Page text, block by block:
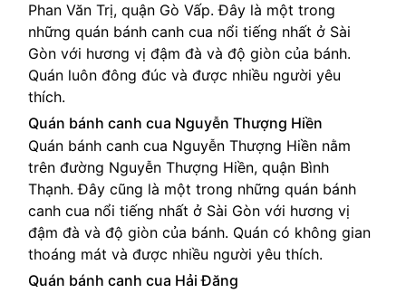
Phan Văn Trị, quận Gò Vấp. Đây là một trong
những quán bánh canh cua nổi tiếng nhất ở Sài
Gòn với hương vị đậm đà và độ giòn của bánh.
Quán luôn đông đúc và được nhiều người yêu
thích.
Quán bánh canh cua Nguyễn Thượng Hiền
Quán bánh canh cua Nguyễn Thượng Hiền nằm
trên đường Nguyễn Thượng Hiền, quận Bình
Thạnh. Đây cũng là một trong những quán bánh
canh cua nổi tiếng nhất ở Sài Gòn với hương vị
đậm đà và độ giòn của bánh. Quán có không gian
thoáng mát và được nhiều người yêu thích.
Quán bánh canh cua Hải Đăng